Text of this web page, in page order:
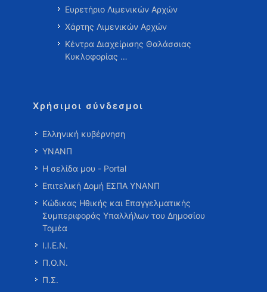
Ευρετήριο Λιμενικών Αρχών
Χάρτης Λιμενικών Αρχών
Κέντρα Διαχείρισης Θαλάσσιας
Κυκλοφορίας …
Χρήσιμοι σύνδεσμοι
Ελληνική κυβέρνηση
ΥΝΑΝΠ
Η σελίδα μου - Portal
Επιτελική Δομή ΕΣΠΑ ΥΝΑΝΠ
Κώδικας Ηθικής και Επαγγελματικής
Συμπεριφοράς Υπαλλήλων του Δημοσίου
Τομέα
Ι.Ι.Ε.Ν.
Π.Ο.Ν.
Π.Σ.